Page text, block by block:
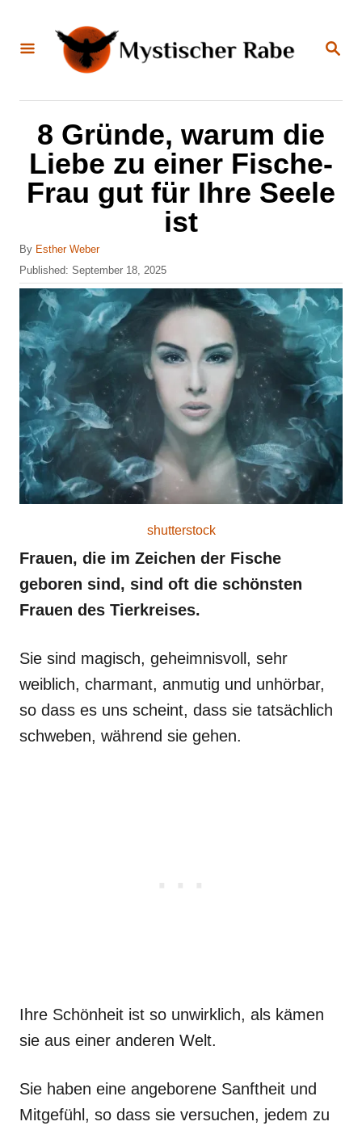
S
E
8 Gründe, warum die
Liebe zu einer Fische-
Frau gut für Ihre Seele
ist
By A
u
t
h
Esther Weber
P
o
e
d
o
n
Published: September 18, 2025
shutterstock
Frauen, die im Zeichen der Fische
geboren sind, sind oft die schönsten
Frauen des Tierkreises.
Sie sind magisch, geheimnisvoll, sehr
weiblich, charmant, anmutig und unhörbar,
so dass es uns scheint, dass sie tatsächlich
schweben, während sie gehen.
Ihre Schönheit ist so unwirklich, als kämen
sie aus einer anderen Welt.
Sie haben eine angeborene Sanftheit und
Mitgefühl, so dass sie versuchen, jedem zu